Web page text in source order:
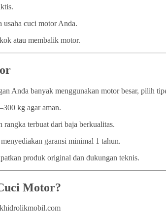
usaha cuci motor Anda.
atau membalik motor.
Anda banyak menggunakan motor besar, pilih
kg agar aman.
rangka terbuat dari baja berkualitas.
garansi minimal 1 tahun.
produk original dan dukungan teknis.
Motor?